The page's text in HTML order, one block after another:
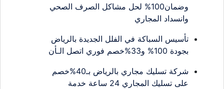
وضمان100% لحل مشاكل الصرف الصحي
وانسداد المجاري
تأسيس السباكة في الفلل الجديدة بالرياض
بجودة 100% و33%خصم فوري اتصل الـأن
شركة تسليك مجاري بالرياض بـ40%خصم
على تسليك المجاري 24 ساعة خدمة